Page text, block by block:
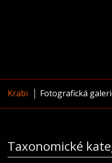
Krabi Fotografická
Taxonomické